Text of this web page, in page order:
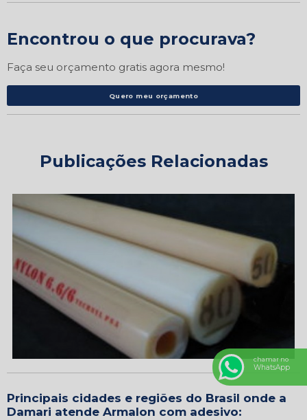
Encontrou o que procurava?
Faça seu orçamento gratis agora mesmo!
Quero meu orçamento
Publicações Relacionadas
Principais cidades e regiões do Brasil onde a
Damari atende Armalon com adesivo:
chamar no
WhatsApp